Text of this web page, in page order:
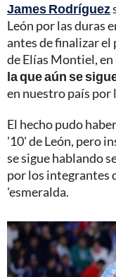
James Rodríguez
León por las duras
antes de finalizar
de Elías Montiel, en
la que aún se
en nuestro país por
El hecho pudo
'10' de León, pero
se sigue hablando
por los integrantes
'esmeralda.